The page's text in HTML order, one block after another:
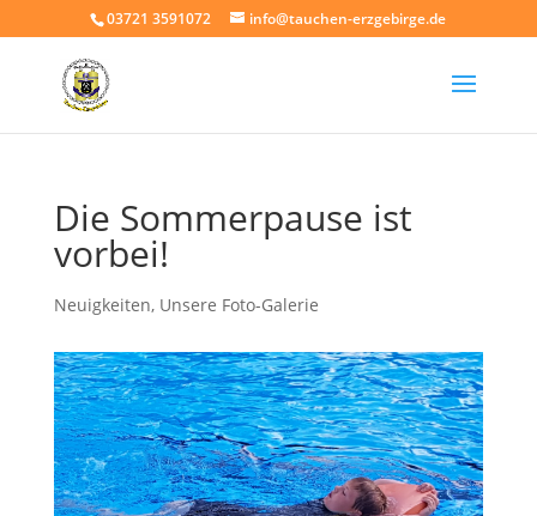
03721 3591072 info@tauchen-erzgebirge.de
Die Sommerpause ist
vorbei!
Neuigkeiten, Unsere Foto-Galerie